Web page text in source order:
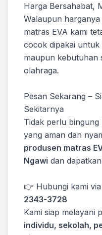
Harga Bersahabat,
Walaupun
matras EVA kami
cocok dipakai
maupun kebutuhan
olahraga.
Pesan Sekarang –
Sekitarnya
Tidak perlu bingung
yang aman dan
produsen matras
Ngawi dan
👉 Hubungi kami
2343-3728
Kami siap melayani
individu, sekolah,